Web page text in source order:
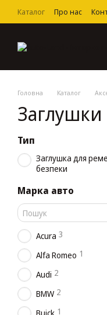
Перейти до основного
Каталог Про нас
Угода користувача
Головна Каталог
Заглушки
Тип
Заглушка для
безпеки
Марка авто
Acura 3
Alfa Romeo 1
Audi 2
BMW 2
1